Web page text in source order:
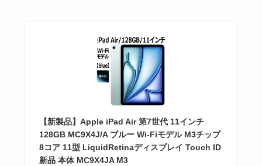
【新製品】Apple iPad Air 第7世代 11インチ
128GB MC9X4J/A ブルー Wi-Fiモデル M3チップ
8コア 11型 LiquidRetinaディスプレイ Touch ID
新品 本体 MC9X4JA M3